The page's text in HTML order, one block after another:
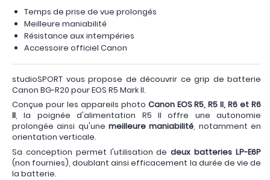
Temps de prise de vue prolongés
Meilleure maniabilité
Résistance aux intempéries
Accessoire officiel Canon
studioSPORT vous propose de découvrir ce grip de batterie
Canon BG-R20 pour EOS R5 Mark II.
Conçue pour les appareils photo Canon EOS R5, R5 II, R6 et R6
II, la poignée d'alimentation R5 II offre une autonomie
prolongée ainsi qu'une meilleure maniabilité, notamment en
orientation verticale.
Sa conception permet l'utilisation dedeux batteries LP-E6P
(non fournies), doublant ainsi efficacement la durée de vie de
la batterie.